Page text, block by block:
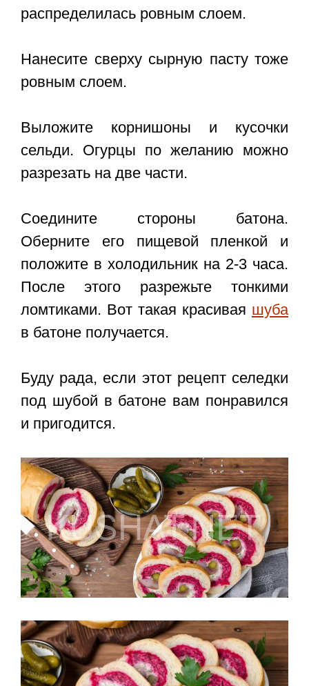
распределилась ровным слоем.
Нанесите сверху сырную пасту тоже
ровным слоем.
Выложите корнишоны и кусочки
сельди. Огурцы по желанию можно
разрезать на две части.
Соедините стороны батона.
Оберните его пищевой пленкой и
положите в холодильник на 2-3 часа.
После этого разрежьте тонкими
ломтиками. Вот такая красивая шуба
в батоне получается.
Буду рада, если этот рецепт селедки
под шубой в батоне вам понравился
и пригодится.